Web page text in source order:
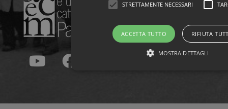
STRETTAMENTE NECESSARI
ACCETTA TUTTO RIFIUTA
MOSTRA DETTAGLI